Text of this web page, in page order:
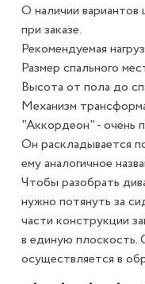
О наличии
при заказе.
Рекомендуемая
Размер спального
Высота от пола до
Механизм
"Аккордеон" - очень
Он раскладывается
ему аналогичное
Чтобы разобрать
нужно потянуть за
части конструкции
в единую плоскость.
осуществляется в